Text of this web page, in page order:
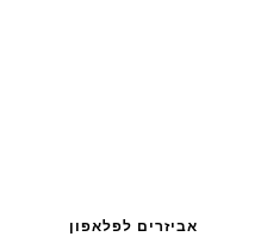
אביזרים לפלאפון